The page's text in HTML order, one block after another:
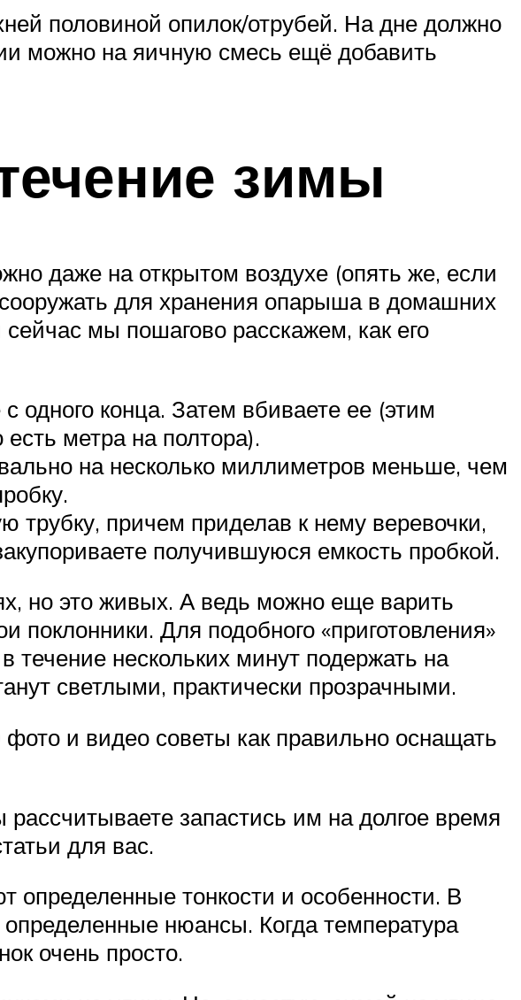
половиной опилок/отрубей. На дне должно
можно на яичную смесь ещё добавить
зимы
даже на открытом воздухе (опять же, если
для хранения опарыша в домашних
мы пошагово расскажем, как его
одного конца. Затем вбиваете ее (этим
метра на полтора).
на несколько миллиметров меньше, чем
трубку, причем приделав к нему веревочки,
получившуюся емкость пробкой.
но это живых. А ведь можно еще варить
поклонники. Для подобного «приготовления»
нескольких минут подержать на
светлыми, практически прозрачными.
и видео советы как правильно оснащать
запастись им на долгое время
для вас.
определенные тонкости и особенности. В
нюансы. Когда температура
очень просто.